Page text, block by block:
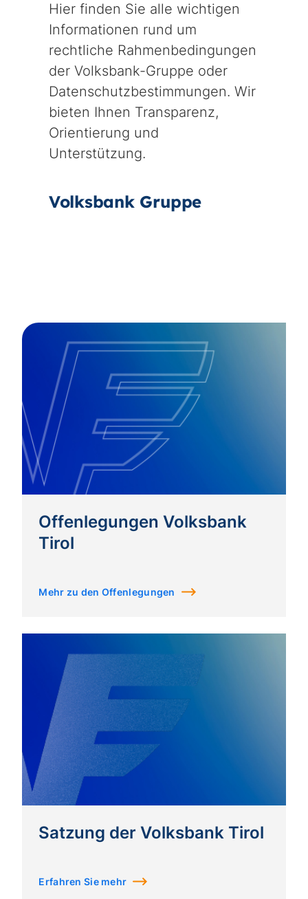
Hier finden Sie alle wichtigen
Informationen rund um
rechtliche Rahmenbedingungen
der Volksbank-Gruppe oder
Datenschutzbestimmungen. Wir
bieten Ihnen Transparenz,
Orientierung und
Unterstützung.
Volksbank Gruppe
Offenlegungen Volksbank
Tirol
Mehr zu den Offenlegungen
Satzung der Volksbank Tirol
Erfahren Sie mehr